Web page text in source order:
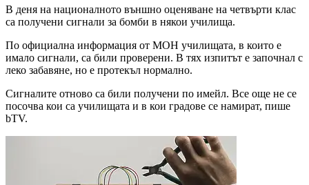
В деня на националното външно оценяване на четвърти клас
са получени сигнали за бомби в някои училища.
По официална информация от МОН училищата, в които е
имало сигнали, са били проверени. В тях изпитът е започнал с
леко забавяне, но е протекъл нормално.
Сигналите отново са били получени по имейл. Все още не се
посочва кои са училищата и в кои градове се намират, пише
bTV.